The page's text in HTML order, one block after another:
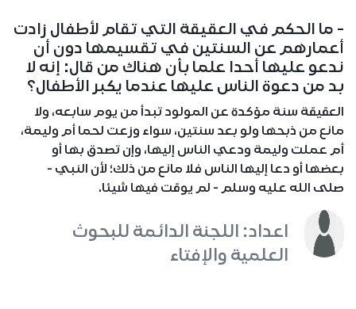
- ما الحكم في العقيقة التي تقام لأطفال زادت
أعمارهم عن السنتين في تقسيمها دون أن
ندعو عليها أحدا علما بأن هناك من قال: إنه لا
بد من دعوة الناس عليها عندما يكبر الأطفال؟
العقيقة سنة مؤكدة عن المولود تبدأ من يوم سابعه، ولا
مانع من ذبحها ولو بعد سنتين، سواء وزعت لحما أم وليمة،
أم عملت وليمة ودعي الناس إليها، وإن تصدق بها أو
بعضها أو دعا إليها الناس فلا مانع من ذلك؛ لأن النبي -
صلى الله عليه وسلم - لم يوقت فيها شيئا.
اعداد: اللجنة الدائمة للبحوث
العلمية والإفتاء